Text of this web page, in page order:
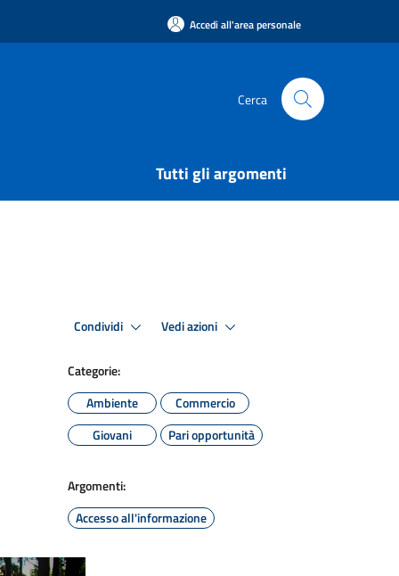
Accedi all'area personale
Cerca
Tutti gli argomenti
Condividi Vedi azioni
Categorie:
Ambiente
Commercio
Giovani
Pari opportunità
Argomenti:
Accesso all'informazione